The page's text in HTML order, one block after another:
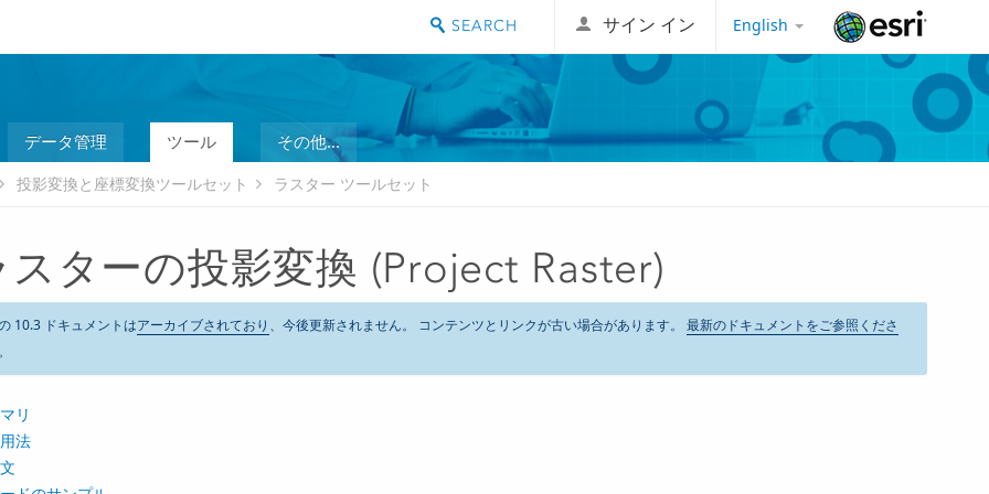
English
サイン イン
データ管理 ツール その他...
投影変換と座標変換ツールセット ラスター ツールセット
スターの投影変換 (Project Raster)
10.3 ドキュメントはアーカイブされており 、今後更新されません。 コンテンツとリンクが古い場合があります。 最新のドキュメントをご参照くださ
リ
法